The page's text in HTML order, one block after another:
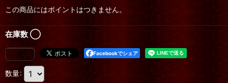
この商品にはポイントはつきません。
在庫数 ◯
Facebookでシェア
数量: